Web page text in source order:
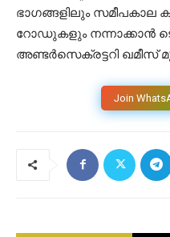
ഭാഗങ്ങളിലും സമീപകാല
റോഡുകളും നന്നാക്കാൻ
അണ്ടർസെക്രട്ടറി
Join